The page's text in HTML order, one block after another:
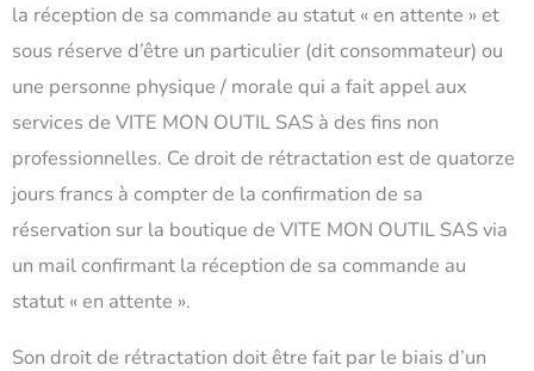
la réception de sa commande au statut « en attente » et
sous réserve d’être un particulier (dit consommateur) ou
une personne physique / morale qui a fait appel aux
services de VITE MON OUTIL SAS à des fins non
professionnelles. Ce droit de rétractation est de quatorze
jours francs à compter de la confirmation de sa
réservation sur la boutique de VITE MON OUTIL SAS via
un mail confirmant la réception de sa commande au
statut « en attente ».
Son droit de rétractation doit être fait par le biais d’un